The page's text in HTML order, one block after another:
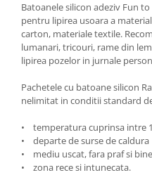
Batoanele silicon adeziv Fun
pentru lipirea usoara a
carton, materiale textile.
lumanari, tricouri, rame din
lipirea pozelor in jurnale
Pachetele cu batoane silicon
nelimitat in conditii standard
• temperatura cuprinsa intre
• departe de surse de caldura
• mediu uscat, fara praf si
• zona rece si intunecata.